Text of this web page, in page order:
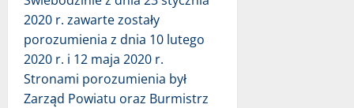
2020 r. zawarte zostały
porozumienia z dnia 10 lutego
2020 r. i 12 maja 2020 r.
Stronami porozumienia był
Zarząd Powiatu oraz Burmistrz